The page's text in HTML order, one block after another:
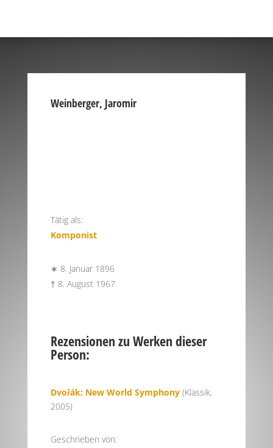
Weinberger, Jaromir
Tätig als:
Komponist
∗ 8. Januar 1896
† 8. August 1967
Rezensionen zu Werken dieser
Person:
Dvořák: New World Symphony(Klassik,
2005)
Geschrieben von: